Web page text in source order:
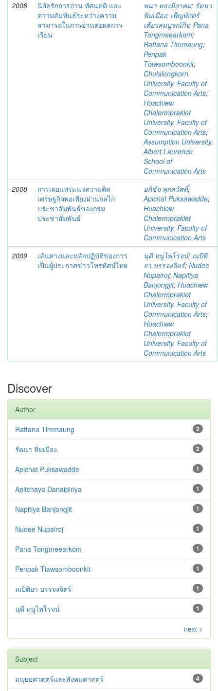
2008
นิสัยรักการอ่าน ทัศนคติ และ
ความสัมพันธ์ระหว่างความ
สามารถในการอ่านต่อผลการ
เรียน
พนา ทองมีอาคม; รัตนา
ทิมเมือง; เพ็ญพักตร์
เตียวสมบูรณ์กิจ; Pana
Tongmeearkom;
Rattana Timmaung;
Penpak
Tiawsomboonkit;
Chulalongkorn
University. Faculty of
Communication Arts;
Huachiew
Chalermprakiet
University. Faculty of
Communication Arts;
Assumption University.
Albert Laurence
School of
Communication Arts
2008
การเผยแพร่แนวความคิด
เศรษฐกิจพอเพียงผ่านกลไก
ประชาสัมพันธ์ของกรม
ประชาสัมพันธ์
อภิชัจ พุกสวัสดิ์;
Apichat Puksawadde;
Huachiew
Chalermprakiet
University. Faculty of
Communication Arts
2009
เส้นทางและหลักปฏิบัติของการ
เป็นผู้ประกาศข่าวโทรทัศน์ไทย
นุดี หนูไพโรจน์; ณปิติ
ยา บรรจงจิตร์; Nudee
Nupairoj; Napitiya
Banjongjit; Huachiew
Chalermprakiet
University. Faculty of
Communication Arts;
Huachiew
Chalermprakiet
University. Faculty of
Communication Arts
Discover
Author
2
Rattana Timmaung
2
รัตนา ทิมเมือง
1
Apichat Puksawadde
1
Apitchaya Danaipiriya
1
Napitiya Banjongjit
1
Nudee Nupairoj
1
Pana Tongmeearkom
1
Penpak Tiawsomboonkit
1
ณปิติยา บรรจงจิตร์
1
นุดี หนูไพโรจน์
next >
Subject
4
มนุษยศาสตร์และสังคมศาสตร์